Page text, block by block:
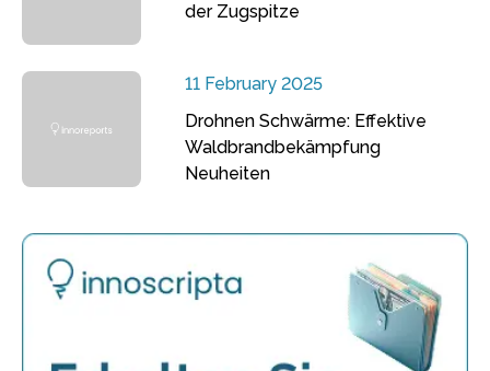
der Zugspitze
11 February 2025
Drohnen Schwärme: Effektive
Waldbrandbekämpfung
Neuheiten